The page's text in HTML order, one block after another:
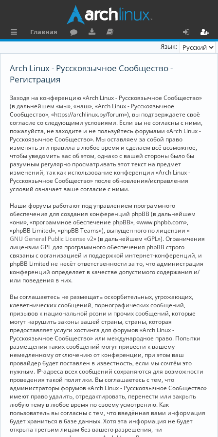
л
и
Главная
н
та
ц
и
я
х
ег
Язык:
Arch Linux - Русскоязычное Сообщество -
Регистрация
Заходя на конференцию «Arch Linux - Русскоязычное Сообщество»
(в дальнейшем «мы», «наш», «Arch Linux - Русскоязычное
Сообщество», «https://archlinux.by/forum»), вы подтверждаете своё
согласие со следующими условиями. Если вы не согласны с ними,
пожалуйста, не заходите и не пользуйтесь форумами «Arch Linux -
Русскоязычное Сообщество». Мы оставляем за собой право
изменять эти правила в любое время и сделаем всё возможное,
чтобы уведомить вас об этом, однако с вашей стороны было бы
разумным регулярно просматривать этот текст на предмет
изменений, так как использование конференции «Arch Linux -
Русскоязычное Сообщество» после обновления/исправления
условий означает ваше согласие с ними.
Наши форумы работают под управлением программного
обеспечения для создания конференций phpBB (в дальнейшем
«они», «программное обеспечение phpBB», «www.phpbb.com»,
«phpBB Limited», «phpBB Teams»), выпущенного по лицензии «
GNU General Public License v2» (в дальнейшем «GPL»). Ограничения
лицензии GPL для программного обеспечения phpBB строго
связаны с организацией и поддержкой интернет-конференций, и
phpBB Limited не несёт ответственности за то, что администрация
конференций определяет в качестве допустимого содержания и/
или поведения в них.
Вы соглашаетесь не размещать оскорбительных, угрожающих,
клеветнических сообщений, порнографических сообщений,
призывов к национальной розни и прочих сообщений, которые
могут нарушить законы вашей страны, страны, которая
предоставляет услуги хостинга для форумов «Arch Linux -
Русскоязычное Сообщество» или международное право. Попытки
размещения таких сообщений могут привести к вашему
немедленному отключению от конференции, при этом ваш
провайдер будет поставлен в известность, если мы сочтём это
нужным. IP-адреса всех сообщений сохраняются для возможности
проведения такой политики. Вы соглашаетесь с тем, что
администраторы форумов «Arch Linux - Русскоязычное Сообщество»
имеют право удалить, отредактировать, перенести или закрыть
любую тему в любое время по своему усмотрению. Как
пользователь вы согласны с тем, что введённая вами информация
будет храниться в базе данных. Хотя эта информация не будет
открыта третьим лицам без вашего разрешения, ни